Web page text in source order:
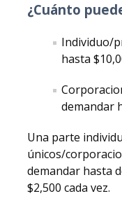
Interacting With Law
Drug & Alcohol: Fake
Hiring a Lawyer
Housing
Consejos e
Arrendamientos y
Desalojos
¿Cuánto
Individuo/
hasta
demandar
Una parte
únicos/
demandar hasta
$2,500 cada vez.